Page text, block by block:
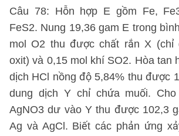
Câu 78: Hỗn hợp E gồm Fe,
FeS2. Nung 19,36 gam E trong
mol O2 thu được chất rắn X (chỉ
oxit) và 0,15 mol khí SO2. Hòa tan
dịch HCl nồng độ 5,84% thu được
dung dịch Y chỉ chứa muối.
AgNO3 dư vào Y thu được 102,3
Ag và AgCl. Biết các phản ứng